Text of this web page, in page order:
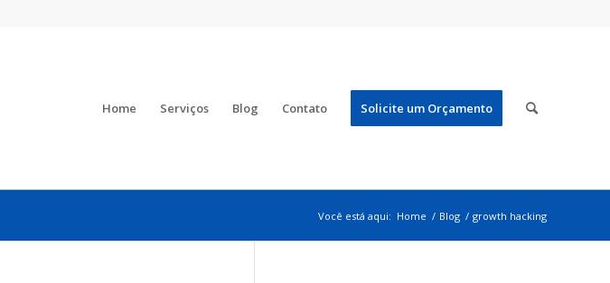
Home Serviços Blog Contato Solicite um Orçamento
Você está aqui: Home / Blog / growth hacking